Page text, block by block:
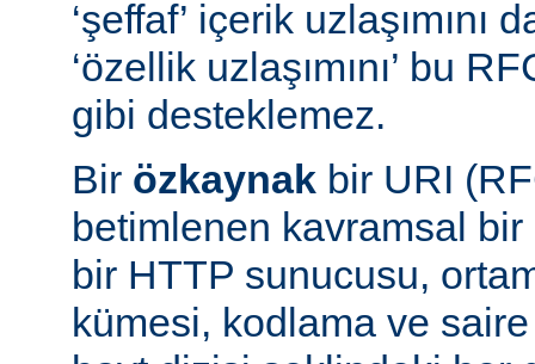
‘şeffaf’ içerik uzlaşımını
‘özellik uzlaşımını’ bu
gibi desteklemez.
Bir özkaynak bir URI
betimlenen kavramsal
bir HTTP sunucusu,
kümesi, kodlama ve saire